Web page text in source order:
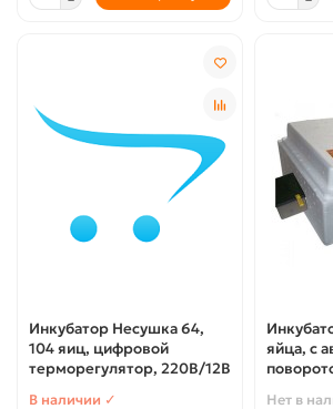
Инкубатор Несушка 64,
104 яиц, цифровой
терморегулятор, 220В/12В
В наличии ✓
яйца, с
Нет в